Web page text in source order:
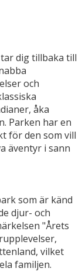
dig tillbaka till
och
åka
Parken har en
för den som vill
äventyr i sann
som är känd
djur- och
"Årets
vilket
familjen.